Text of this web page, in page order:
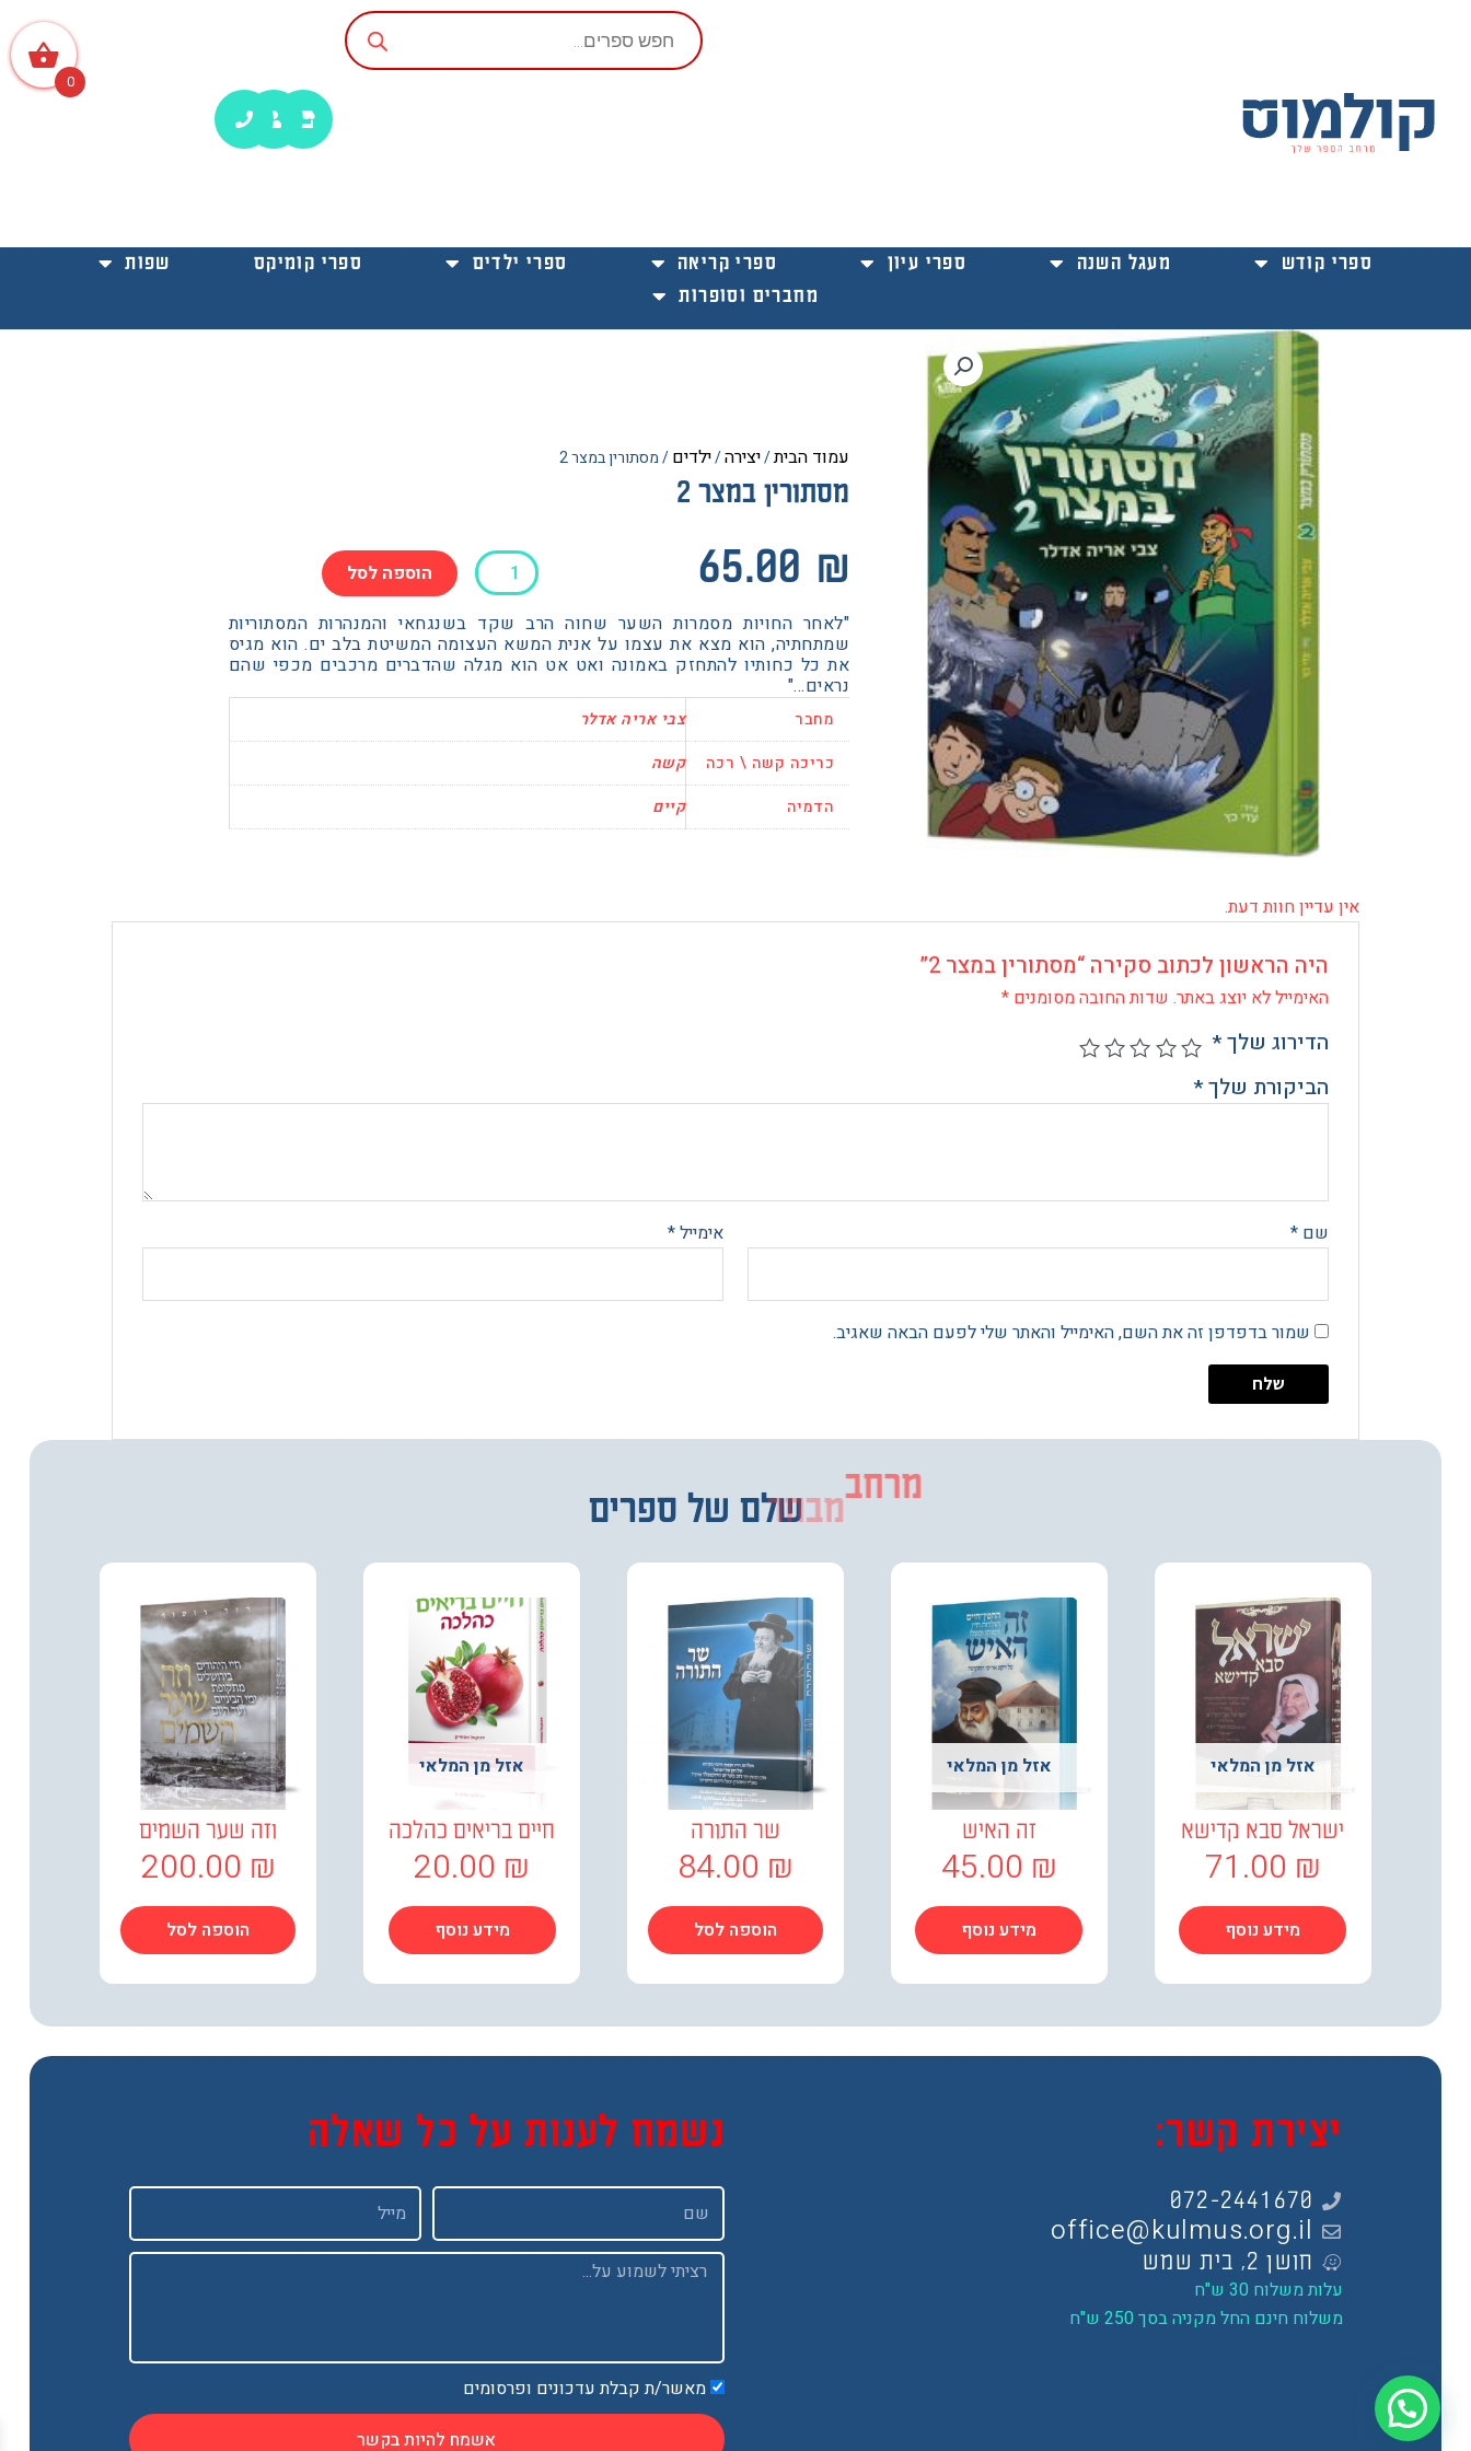
Products
search
ספרי קודש מעגל השנה ספרי עיון ספרי קריאה ספרי ילדים ספרי קומיקס
שפות
מחברים וסופרות
עמוד הבית/יצירה/ילדים/ מסתורין במצר 2
מסתורין במצר 2
65.00 ₪
כמות
של
מסתורין
במצר
2
הוספה לסל
"לאחר החויות מסמרות השער שחוה הרב שקד בשנגחאי והמנהרות המסתוריות
שמתחתיה, הוא מצא את עצמו על אנית המשא העצומה המשיטת בלב ים. הוא מגיס
את כל כחותיו להתחזק באמונה ואט אט הוא מגלה שהדברים מרכבים מכפי שהם
נראים…"
מחבר
צבי אריה אדלר
כריכה קשה \ רכה
קשה
הדמיה
קיים
אין עדיין חוות דעת.
היה הראשון לכתוב סקירה “מסתורין במצר 2”
האימייל לא יוצג באתר. שדות החובה מסומנים *
הדירוג שלך*
הביקורת שלך*
שם * אימייל*
שמור בדפדפן זה את השם, האימייל והאתר שלי לפעם הבאה שאגיב.
מבחר שלם של ספרים
אזל מן המלאי
ישראל סבא קדישא
71.00 ₪
מידע נוסף
אזל מן המלאי
זה האיש
45.00 ₪
מידע נוסף
שר התורה
84.00 ₪
הוספה לסל
אזל מן המלאי
חיים בריאים כהלכה
20.00 ₪
מידע נוסף
וזה שער השמים
200.00 ₪
הוספה לסל
יצירת קשר:
072-2441670
office@kulmus.org.il
חושן 2, בית שמש
עלות משלוח 30 ש"ח
משלוח חינם החל מקניה בסך 250 ש"ח
נשמח לענות על כל שאלה
Message
מאשר/ת קבלת עדכונים ופרסומים
אשמח להיות בקשר
0